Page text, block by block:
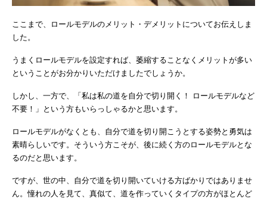
ここまで、ロールモデルのメリット・デメリットについてお伝えしま
した。
うまくロールモデルを設定すれば、萎縮することなくメリットが多い
ということがお分かりいただけましたでしょうか。
しかし、一方で、「私は私の道を自分で切り開く！ ロールモデルなど
不要！」という方もいらっしゃるかと思います。
ロールモデルがなくとも、自分で道を切り開こうとする姿勢と勇気は
素晴らしいです。そういう方こそが、後に続く方のロールモデルとな
るのだと思います。
ですが、世の中、自分で道を切り開いていける方ばかりではありませ
ん。憧れの人を見て、真似て、道を作っていくタイプの方がほとんど